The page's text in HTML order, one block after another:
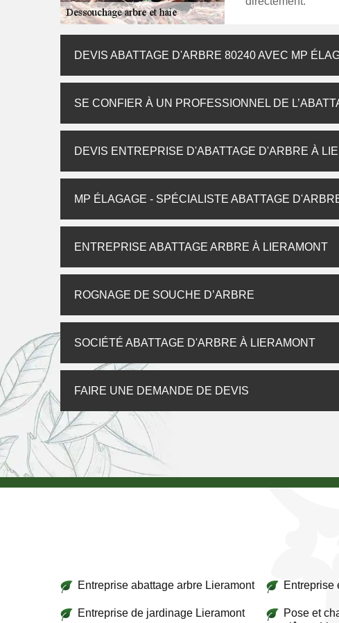
DEVIS ABATTAGE D'ARBRE 80240 AVEC MP
SE CONFIER À UN PROFESSIONNEL DE
DEVIS ENTREPRISE D'ABATTAGE D'ARBRE À
MP ÉLAGAGE - SPÉCIALISTE ABATTAGE
ENTREPRISE ABATTAGE ARBRE À LIERAMONT
ROGNAGE DE SOUCHE D’ARBRE
SOCIÉTÉ ABATTAGE D'ARBRE À LIERAMONT
FAIRE UNE DEMANDE DE DEVIS
Entreprise abattage arbre Lieramont
Entreprise de jardinage Lieramont
Entreprise
Pose et